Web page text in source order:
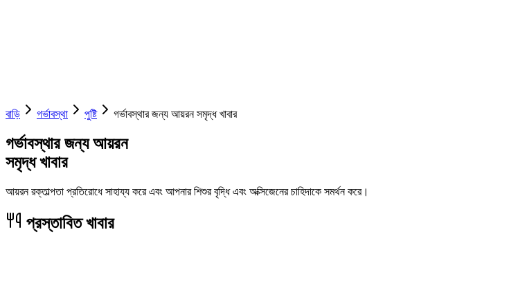
বাড়ি গর্ভাবস্থা পুষ্টি গর্ভাবস্থার জন্য আয়রন সমৃদ্ধ খাবার
গর্ভাবস্থার জন্য আয়রন
সমৃদ্ধ খাবার
আয়রন রক্তাল্পতা প্রতিরোধে সাহায্য করে এবং আপনার শিশুর বৃদ্ধি এবং অক্সিজেনের চাহিদাকে সমর্থন করে।
প্রস্তাবিত খাবার